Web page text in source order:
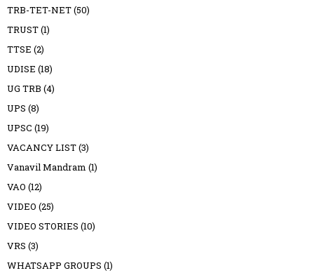
TRB-TET-NET(50)
TRUST(1)
TTSE (2)
UDISE (18)
UG TRB (4)
UPS (8)
UPSC (19)
VACANCY LIST(3)
Vanavil Mandram (1)
VAO (12)
VIDEO (25)
VIDEO STORIES (10)
VRS (3)
WHATSAPP GROUPS (1)